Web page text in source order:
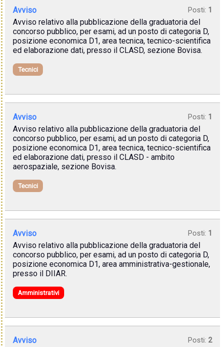
Avviso Posti: 1
Avviso relativo alla pubblicazione della graduatoria del
concorso pubblico, per esami, ad un posto di categoria D,
posizione economica D1, area tecnica, tecnico-scientifica
ed elaborazione dati, presso il CLASD, sezione Bovisa.
Tecnici
Avviso Posti: 1
Avviso relativo alla pubblicazione della graduatoria del
concorso pubblico, per esami, ad un posto di categoria D,
posizione economica D1, area tecnica, tecnico-scientifica
ed elaborazione dati, presso il CLASD - ambito
aerospaziale, sezione Bovisa.
Tecnici
Avviso Posti: 1
Avviso relativo alla pubblicazione della graduatoria del
concorso pubblico, per esami, ad un posto di categoria D,
posizione economica D1, area amministrativa-gestionale,
presso il DIIAR.
Amministrativi
Avviso Posti: 2